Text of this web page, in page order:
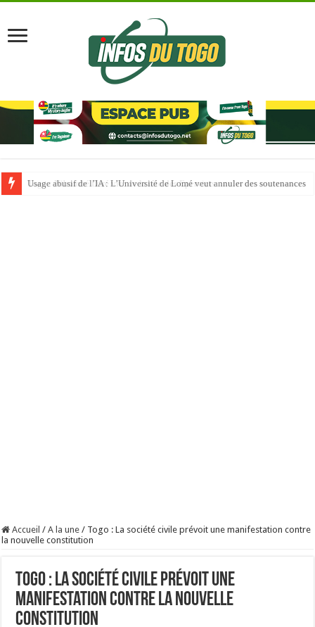
Usage abusif de l’IA : L’Université de Lomé veut annuler des soutenances
Accueil / A la une / Togo : La société civile prévoit une manifestation contre
la nouvelle constitution
Togo : La société civile prévoit une
manifestation contre la nouvelle
constitution